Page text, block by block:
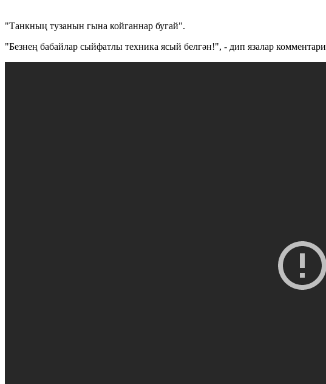
"Танкның тузанын гына койганнар бугай".
"Безнең бабайлар сыйфатлы техника ясый белгән!", - дип язалар